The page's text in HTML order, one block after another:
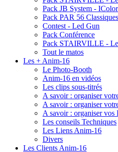
Pack JB System -
Pack PAR 56 Classiques
Contest - Led Gun
Pack Conférence
Pack STAIRVILLE -
Tout le matos
Les + Anim-16
Le Photo-Booth
Anim-16 en vidéos
Les clips sous-titrés
A savoir : organiser
A savoir : organiser
A savoir : organiser vos
Les conseils Techniques
Les Liens Anim-16
Divers
Les Clients Anim-16